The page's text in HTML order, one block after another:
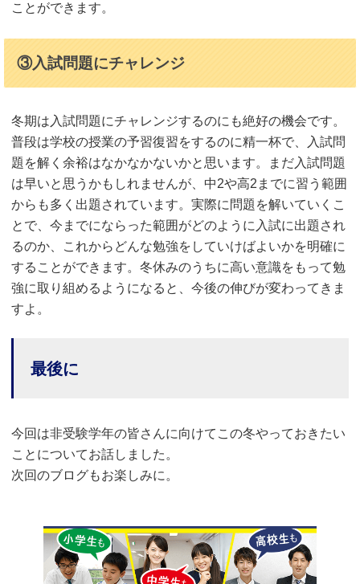
ことができます。
③入試問題にチャレンジ
冬期は入試問題にチャレンジするのにも絶好の機会です。
普段は学校の授業の予習復習をするのに精一杯で、入試問
題を解く余裕はなかなかないかと思います。まだ入試問題
は早いと思うかもしれませんが、中2や高2までに習う範囲
からも多く出題されています。実際に問題を解いていくこ
とで、今までにならった範囲がどのように入試に出題され
るのか、これからどんな勉強をしていけばよいかを明確に
することができます。冬休みのうちに高い意識をもって勉
強に取り組めるようになると、今後の伸びが変わってきま
すよ。
最後に
今回は非受験学年の皆さんに向けてこの冬やっておきたい
ことについてお話しました。
次回のブログもお楽しみに。